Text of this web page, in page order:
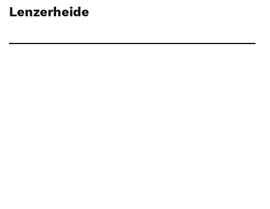
Lenzerheide